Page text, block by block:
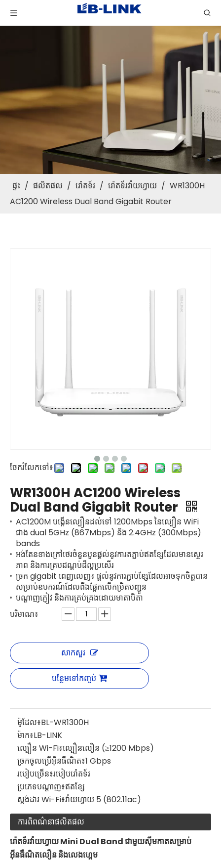
ផ្ទះ / ផលិតផល / រ៉ោតទ័រ / រ៉ោតទ័រវ៉ាយហ្វាយ / WR1300H
AC1200 Wireless Dual Band Gigabit Router
ចែករំលែកទៅ៖
WR1300H AC1200 Wireless
Dual Band Gigabit Router
AC1200M បង្កើនល្បឿនដល់ទៅ 1200Mbps នៃល្បឿន WiFi
ជាង dual 5GHz (867Mbps) និង 2.4GHz (300Mbps)
bands
អង់តែនខាងក្រៅថេរចំនួនបួនផ្តល់នូវការតភ្ជាប់ឥតខ្សែដែលមានស្ថេរ
ភាព និងការគ្របដណ្តប់ដ៏ល្អប្រសើរ
ច្រក gigabit ពេញលេញ៖ ផ្តល់នូវការភ្ជាប់ខ្សែដែលអាចទុកចិត្តបាន
សម្រាប់ឧបករណ៍ដែលពឹងផ្អែកលើកម្រិតបញ្ជូន
បណ្តាញភ្ញៀវ និងការគ្រប់គ្រងដោយមាតាបិតា
បរិមាណ៖
សាកសួរ
បន្ថែមទៅកញ្ចប់
ម៉ូដែល៖BL-WR1300H
ម៉ាក៖LB-LINK
ល្បឿន Wi-Fi៖ល្បឿនលឿន (≥1200 Mbps)
ច្រកចូលប្រើអ៊ីនធឺណិត៖1 Gbps
របៀបច្រើន៖របៀបរ៉ោតទ័រ
ប្រភេទបណ្តាញ៖ឥតខ្សែ
ស្តង់ដារ Wi-Fi៖វ៉ាយហ្វាយ 5 (802.11ac)
ការពិពណ៌នាផលិតផល
រ៉ោតទ័រវ៉ាយហ្វាយ Mini Dual Band ជាមួយស៊ីមកាតសម្រាប់
អ៊ីនធឺណិតលឿន និងលេងហ្គេម